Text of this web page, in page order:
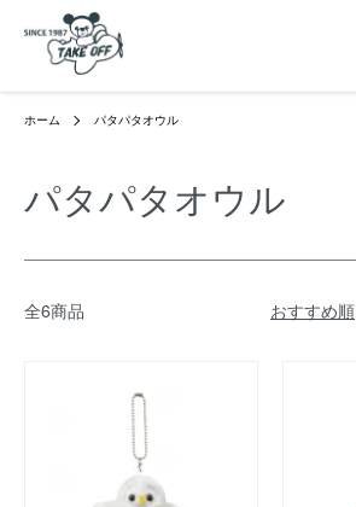
ホーム パタパタオウル
パタパタオウル
全6商品 おすすめ順